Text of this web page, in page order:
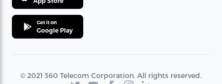
Get it on
Google Play
© 2021 360 Telecom Corporation. All rights reserved.